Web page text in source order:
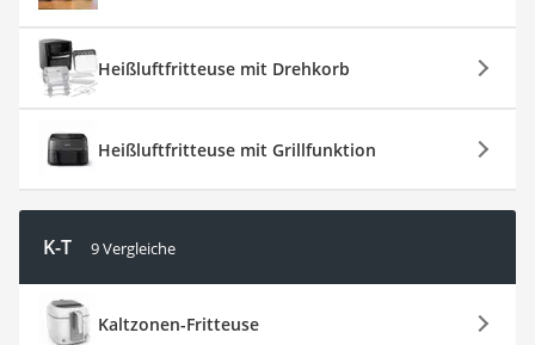
Heißluftfritteuse mit Drehkorb
Heißluftfritteuse mit Grillfunktion
K-T 9 Vergleiche
Kaltzonen-Fritteuse